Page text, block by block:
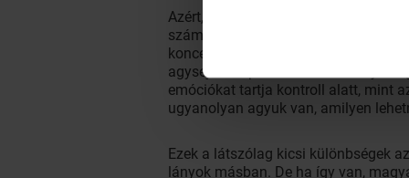
Azért, mert nem az agy egészének
száma, sűrűsége, és a sejtek és
koncentrációs képességének
agysejtek kapcsolódásait bizonyos
emóciókat tartja kontroll alatt, mint
ugyanolyan agyuk van, amilyen
Ezek a látszólag kicsi különbségek
lányok másban. De ha így van,